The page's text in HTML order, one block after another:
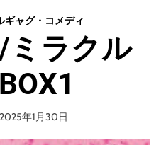
ギャグ・コメディ
ミラクル
2025年1月30日